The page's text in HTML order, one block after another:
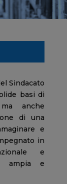
Sindacato
basi di
anche
di una
e
in
e
ampia e